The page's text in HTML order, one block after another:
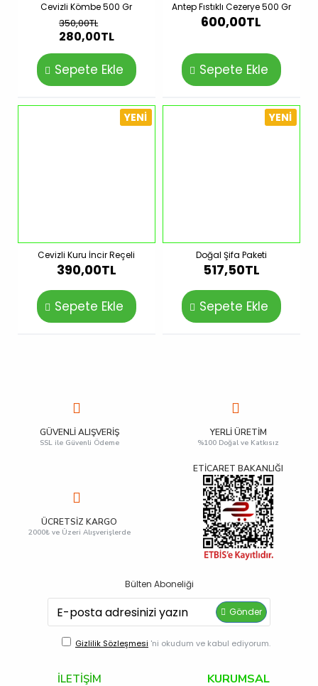
Cevizli Kömbe 500 Gr
280,00TL
350,00TL
Sepete Ekle
Antep Fıstıklı Cezerye 500 Gr
600,00TL
Sepete Ekle
YENI
Cevizli Kuru İncir Reçeli
390,00TL
Sepete Ekle
YENI
Doğal Şifa Paketi
517,50TL
Sepete Ekle
GÜVENLI ALIŞVERIŞ
SSL ile Güvenli Ödeme
YERLI ÜRETIM
%100 Doğal ve Katkısız
ÜCRETSIZ KARGO
2000₺ ve Üzeri Alışverişlerde
ETİCARET BAKANLIĞI
Bülten Aboneliği
Gönder
Gizlilik Sözleşmesi 'ni okudum ve kabul ediyorum.
İLETİŞİM KURUMSAL